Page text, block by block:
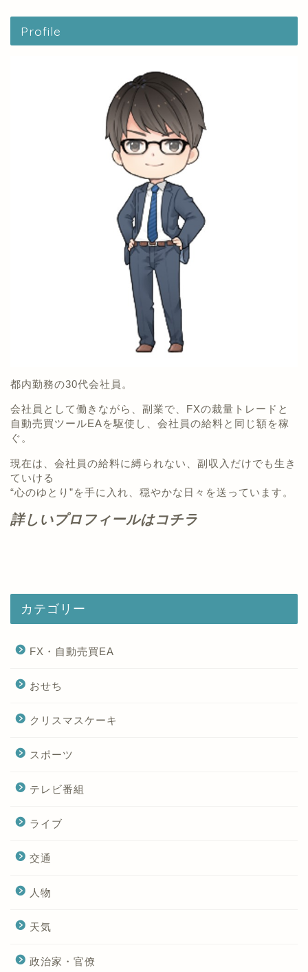
Profile
都内勤務の30代会社員。
会社員として働きながら、副業で、FXの裁量トレードと
自動売買ツールEAを駆使し、会社員の給料と同じ額を稼
ぐ。
現在は、会社員の給料に縛られない、副収入だけでも生き
ていける
“心のゆとり”を手に入れ、穏やかな日々を送っています。
詳しいプロフィールはコチラ
カテゴリー
FX・自動売買EA
おせち
クリスマスケーキ
スポーツ
テレビ番組
ライブ
交通
人物
天気
政治家・官僚